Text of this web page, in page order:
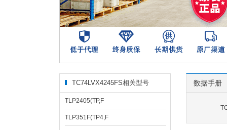
TC74LVX4245FS相关型号
TLP2405(TP,F
TLP351F(TP4,F
数据手册